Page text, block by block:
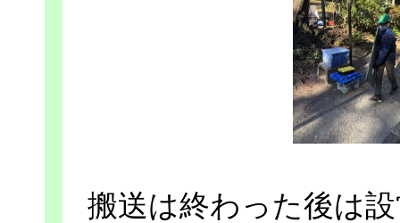
搬送は終わった後は